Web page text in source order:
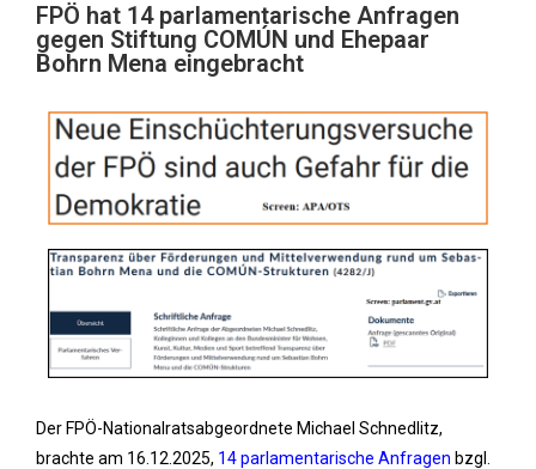
FPÖ hat 14 parlamentarische Anfragen
gegen Stiftung COMÚN und Ehepaar
Bohrn Mena eingebracht
Der FPÖ-Nationalratsabgeordnete Michael Schnedlitz,
brachte am 16.12.2025, 14 parlamentarische Anfragen bzgl.